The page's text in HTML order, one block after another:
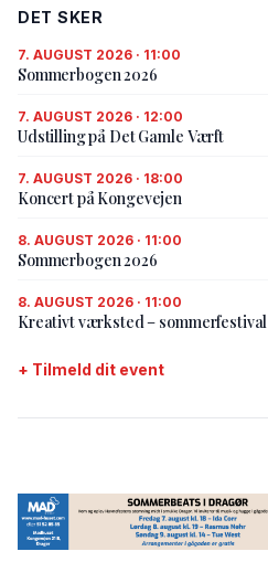
DET SKER
7. AUGUST 2026 · 11:00
Sommerbogen 2026
7. AUGUST 2026 · 12:00
Udstilling på Det Gamle Værft
7. AUGUST 2026 · 18:00
Koncert på Kongevejen
8. AUGUST 2026 · 11:00
Sommerbogen 2026
8. AUGUST 2026 · 11:00
Kreativt værksted – sommerfestival
+ Tilmeld dit event